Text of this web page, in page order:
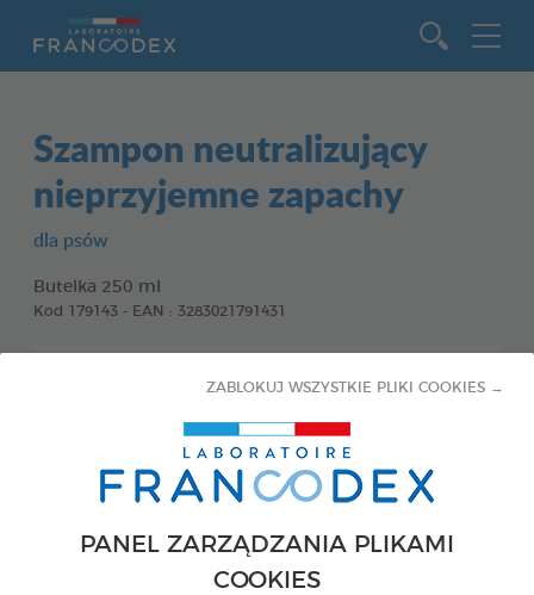
PANEL ZARZĄDZANIA PLIKAMI
COOKIES
ZABLOKUJ WSZYSTKIE PLIKI COOKIES →
Szampon neutralizujący
nieprzyjemne zapachy
dla psów
Butelka 250 ml
Kod 179143 - EAN : 3283021791431